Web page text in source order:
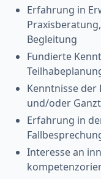
Erfahrung in
Begleitung
Fundierte
Kenntnisse der
und/oder
Erfahrung in
Interesse an